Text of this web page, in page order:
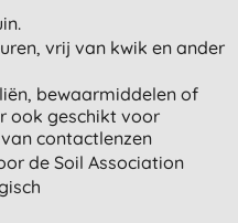
vrij van kwik en ander
bewaarmiddelen of
ook geschikt voor
contactlenzen
de Soil Association